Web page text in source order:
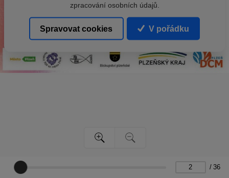
/ 36
zpracování osobních údajů.
Spravovat cookies V pořádku